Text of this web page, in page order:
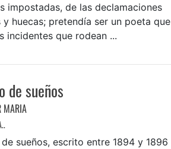
impostadas, de las declamaciones
y huecas; pretendía ser un poeta que
incidentes que rodean ...
de sueños
MARIA
sueños, escrito entre 1894 y 1896